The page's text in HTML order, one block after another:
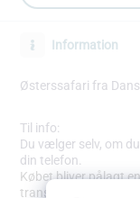
Information
Østerssafari fra
Til info:
Du vælger selv, om
din telefon.
Købet bliver pålagt
transaktion.